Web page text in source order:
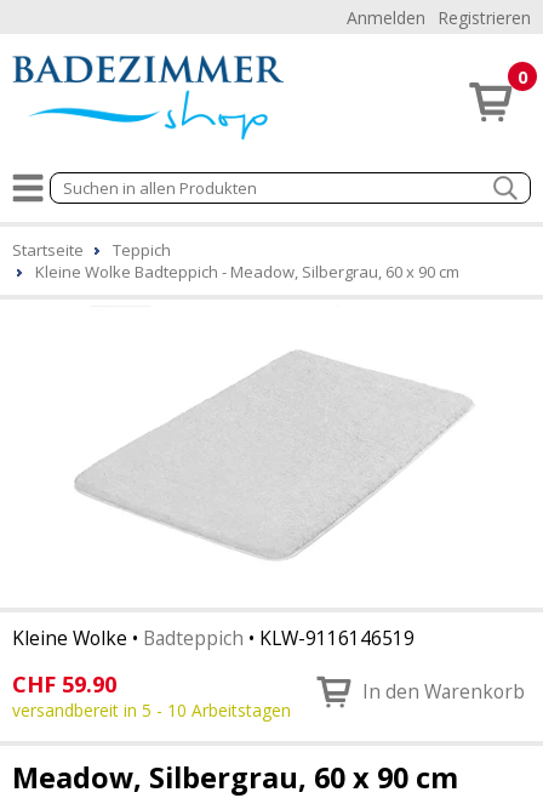
Anmelden Registrieren
0
Startseite
Teppich
Kleine Wolke Badteppich - Meadow, Silbergrau, 60 x 90 cm
Kleine Wolke • Badteppich • KLW-9116146519
CHF 59.90
versandbereit in 5 - 10 Arbeitstagen
In den Warenkorb
Meadow, Silbergrau, 60 x 90 cm